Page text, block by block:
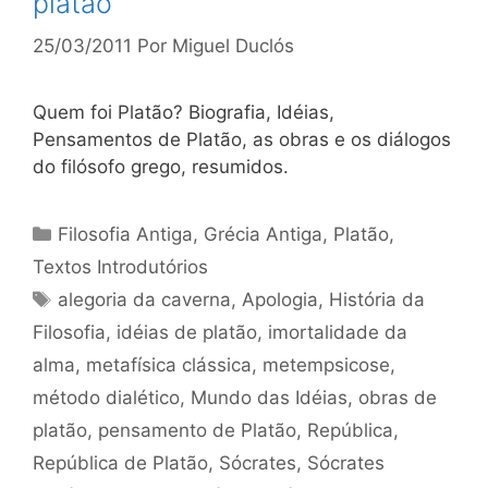
25/03/2011 Por Miguel Duclós
Quem foi Platão? Biografia, Idéias,
Pensamentos de Platão, as obras e os diálogos
do filósofo grego, resumidos.
Categorias
Filosofia Antiga, Grécia Antiga, Platão,
Textos Introdutórios
Tags
alegoria da caverna, Apologia, História da
Filosofia, idéias de platão, imortalidade da
alma, metafísica clássica, metempsicose,
método dialético, Mundo das Idéias, obras de
platão, pensamento de Platão, República,
República de Platão, Sócrates, Sócrates